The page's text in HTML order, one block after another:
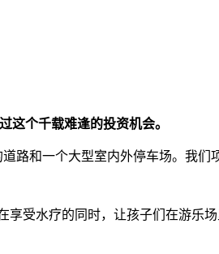
这个千载难逢的投资机会。
路和一个大型室内外停车场。我们
受水疗的同时，让孩子们在游乐场